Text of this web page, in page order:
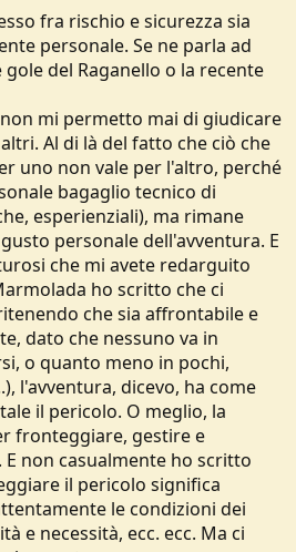
fra rischio e sicurezza sia
personale. Se ne parla ad
del Raganello o la recente
mi permetto mai di giudicare
Al di là del fatto che ciò che
uno non vale per l'altro, perché
bagaglio tecnico di
esperienziali), ma rimane
personale dell'avventura. E
che mi avete redarguito
ho scritto che ci
che sia affrontabile e
dato che nessuno va in
o quanto meno in pochi,
l'avventura, dicevo, ha come
il pericolo. O meglio, la
fronteggiare, gestire e
non casualmente ho scritto
il pericolo significa
le condizioni dei
e necessità, ecc. ecc. Ma ci